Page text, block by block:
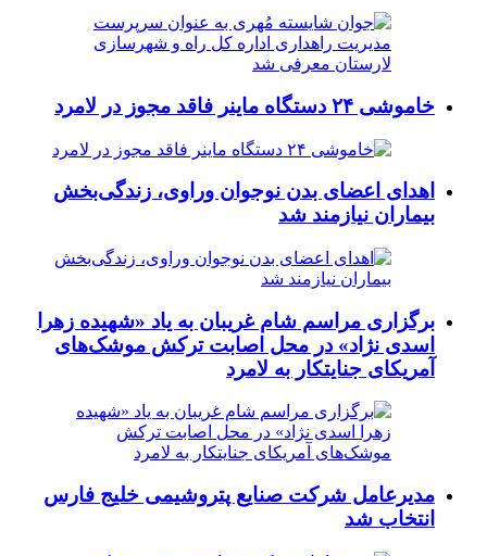
خاموشی ۲۴ دستگاه ماینر فاقد مجوز در لامرد
اهدای اعضای بدن نوجوان وراوی، زندگی‌بخش
بیماران نیازمند شد
برگزاری مراسم شام غریبان به یاد «شهیده زهرا
اسدی نژاد» در محل اصابت ترکش موشک‌های
آمریکای جنایتکار به لامرد
مدیرعامل شرکت صنایع پتروشیمی خلیج فارس
انتخاب شد